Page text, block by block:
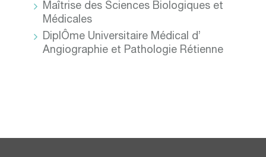
Maîtrise des Sciences Biologiques et
Médicales
DiplÔme Universitaire Médical d’
Angiographie et Pathologie Rétienne